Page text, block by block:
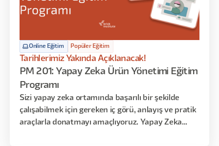
Online Eğitim Popüler Eğitim
Tarihlerimiz Yakında Açıklanacak!
PM 201: Yapay Zeka Ürün Yönetimi Eğitim
Programı
Sizi yapay zeka ortamında başarılı bir şekilde
çalışabilmek için gereken iç görü, anlayış ve pratik
araçlarla donatmayı amaçlıyoruz. Yapay Zeka